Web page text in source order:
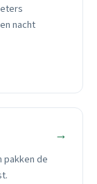
nacht
→
pakken de